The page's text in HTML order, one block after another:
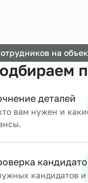
на
деталей
вам нужен и
кандидатов и